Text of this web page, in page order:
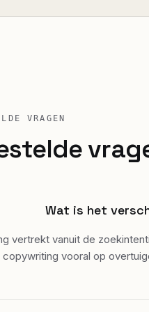
VRAGEN
Wat is het
vertrekt vanuit de
vooral op